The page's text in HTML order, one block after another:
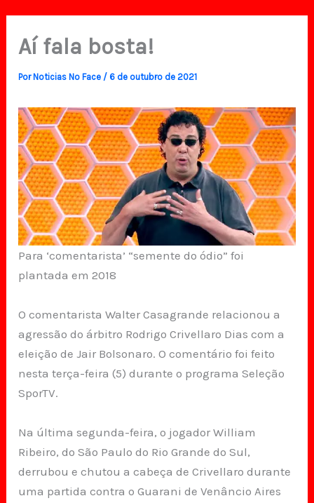
Aí fala bosta!
PorNoticias No Face / 6 de outubro de 2021
Para ‘comentarista’ “semente do ódio” foi
plantada em 2018
O comentarista Walter Casagrande relacionou a
agressão do árbitro Rodrigo Crivellaro Dias com a
eleição de Jair Bolsonaro. O comentário foi feito
nesta terça-feira (5) durante o programa Seleção
SporTV.
Na última segunda-feira, o jogador William
Ribeiro, do São Paulo do Rio Grande do Sul,
derrubou e chutou a cabeça de Crivellaro durante
uma partida contra o Guarani de Venâncio Aires